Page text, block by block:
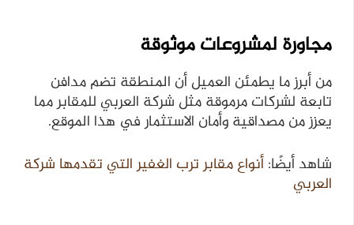
مجاورة لمشروعات موثوقة
من أبرز ما يطمئن العميل أن المنطقة تضم مدافن
تابعة لشركات مرموقة مثل شركة العربي للمقابر مما
يعزز من مصداقية وأمان الاستثمار في هذا الموقع.
شاهد أيضًا:أنواع مقابر ترب الغفير التي تقدمها شركة
العربي